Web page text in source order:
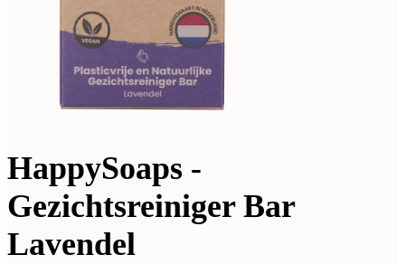
HappySoaps -
Gezichtsreiniger Bar
Lavendel